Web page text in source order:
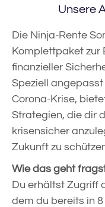
Unsere
Die Ninja-Rente
Komplettpaket zur
finanzieller
Speziell
Corona-Krise,
Strategien, die dir
krisensicher
Zukunft zu
Wie das geht
Du erhältst Zugriff
dem du bereits in